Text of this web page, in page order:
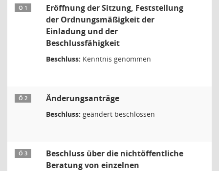
Ö 1
Eröffnung der Sitzung, Feststellung
der Ordnungsmäßigkeit der
Einladung und der
Beschlussfähigkeit
Beschluss: Kenntnis genommen
Ö 2 Änderungsanträge
Beschluss: geändert beschlossen
Ö 3
Beschluss über die nichtöffentliche
Beratung von einzelnen